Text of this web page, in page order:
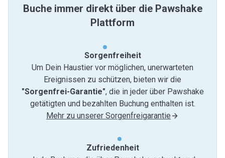
Buche immer direkt über die Pawshake
Plattform
Sorgenfreiheit
Um Dein Haustier vor möglichen, unerwarteten
Ereignissen zu schützen, bieten wir die
"Sorgenfrei-Garantie", die in jeder über Pawshake
getätigten und bezahlten Buchung enthalten ist.
Mehr zu unserer Sorgenfreigarantie
Zufriedenheit